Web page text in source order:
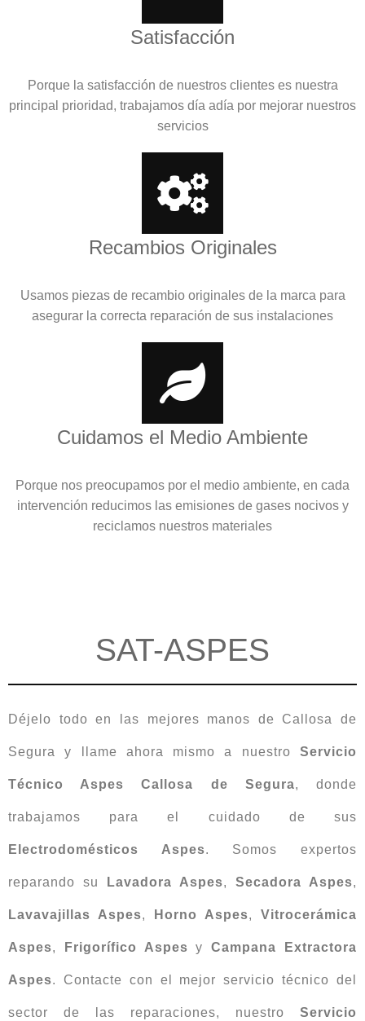
Satisfacción
Porque la satisfacción de nuestros clientes es nuestra
principal prioridad, trabajamos día adía por mejorar nuestros
servicios
Recambios Originales
Usamos piezas de recambio originales de la marca para
asegurar la correcta reparación de sus instalaciones
Cuidamos el Medio Ambiente
Porque nos preocupamos por el medio ambiente, en cada
intervención reducimos las emisiones de gases nocivos y
reciclamos nuestros materiales
SAT-ASPES
Déjelo todo en las mejores manos de Callosa de
Segura y llame ahora mismo a nuestro Servicio
Técnico Aspes Callosa de Segura, donde
trabajamos para el cuidado de sus
Electrodomésticos Aspes. Somos expertos
reparando su Lavadora Aspes, Secadora Aspes,
Lavavajillas Aspes, Horno Aspes, Vitrocerámica
Aspes, Frigorífico Aspes yCampana Extractora
Aspes. Contacte con el mejor servicio técnico del
sector de las reparaciones, nuestro Servicio